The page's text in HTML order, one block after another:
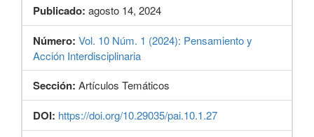
Publicado: agosto 14, 2024
Número: Vol. 10 Núm. 1 (2024): Pensamiento y
Acción Interdisciplinaria
Sección: Artículos Temáticos
DOI: https://doi.org/10.29035/pai.10.1.27